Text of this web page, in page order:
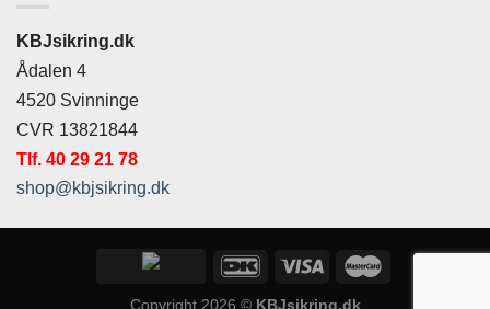
KBJsikring.dk
Ådalen 4
4520 Svinninge
CVR 13821844
Tlf. 40 29 21 78
shop@kbjsikring.dk
Copyright 2026 © KBJsikring.dk